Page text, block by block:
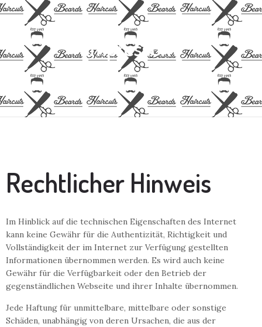
Impressum
Rechtlicher Hinweis
Im Hinblick auf die technischen Eigenschaften des Internet
kann keine Gewähr für die Authentizität, Richtigkeit und
Vollständigkeit der im Internet zur Verfügung gestellten
Informationen übernommen werden. Es wird auch keine
Gewähr für die Verfügbarkeit oder den Betrieb der
gegenständlichen Webseite und ihrer Inhalte übernommen.
Jede Haftung für unmittelbare, mittelbare oder sonstige
Schäden, unabhängig von deren Ursachen, die aus der